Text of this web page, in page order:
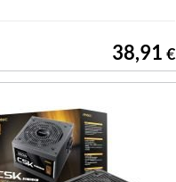
38,91 €